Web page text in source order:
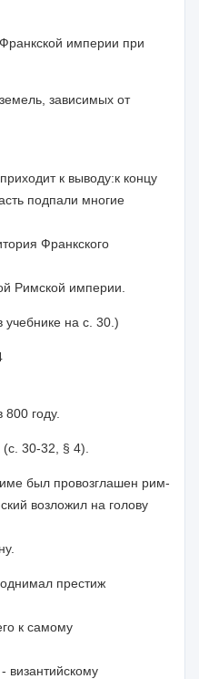
империи при
зависимых от
к выводу:к концу
подпали многие
Франкского
Римской империи.
учебнике на с. 30.)
году.
30-32, § 4).
был провозглашен рим-
возложил на голову
престиж
к самому
византийскому